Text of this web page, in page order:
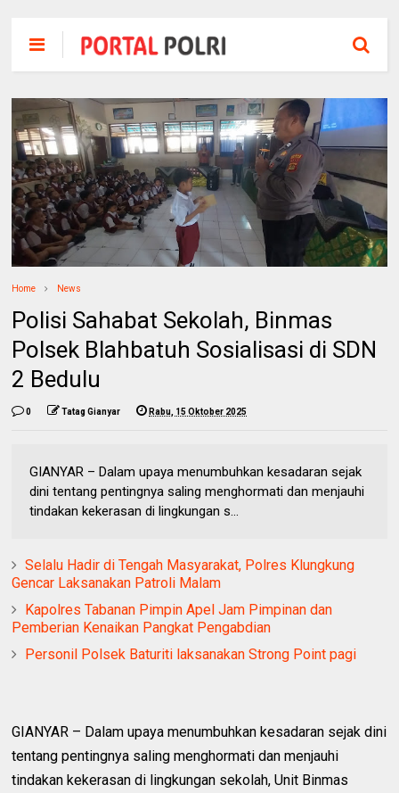
Home News
Polisi Sahabat Sekolah, Binmas
Polsek Blahbatuh Sosialisasi di SDN
2 Bedulu
0 Tatag Gianyar Rabu, 15 Oktober 2025
GIANYAR – Dalam upaya menumbuhkan kesadaran sejak
dini tentang pentingnya saling menghormati dan menjauhi
tindakan kekerasan di lingkungan s...
Selalu Hadir di Tengah Masyarakat, Polres Klungkung
Gencar Laksanakan Patroli Malam
Kapolres Tabanan Pimpin Apel Jam Pimpinan dan
Pemberian Kenaikan Pangkat Pengabdian
Personil Polsek Baturiti laksanakan Strong Point pagi
GIANYAR – Dalam upaya menumbuhkan kesadaran sejak dini
tentang pentingnya saling menghormati dan menjauhi
tindakan kekerasan di lingkungan sekolah, Unit Binmas